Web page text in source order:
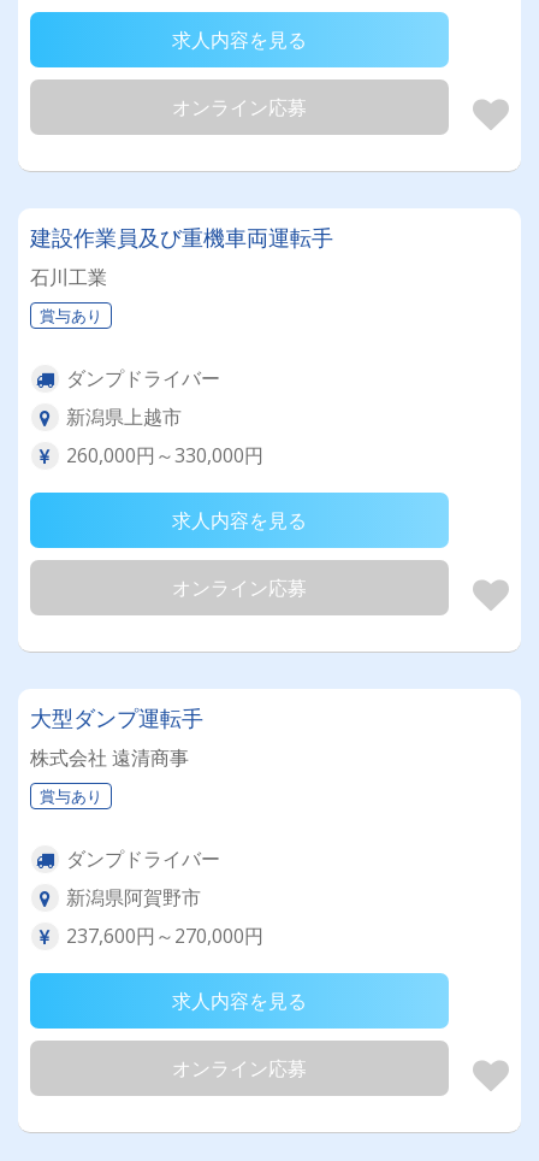
求人内容を見る
オンライン応募
建設作業員及び重機車両運転手
石川工業
賞与あり
ダンプドライバー
新潟県上越市
260,000円～330,000円
求人内容を見る
オンライン応募
大型ダンプ運転手
株式会社 遠清商事
賞与あり
ダンプドライバー
新潟県阿賀野市
237,600円～270,000円
求人内容を見る
オンライン応募